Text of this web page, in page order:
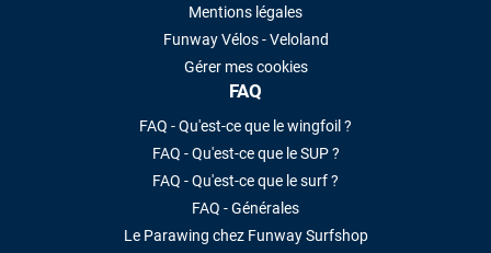
Mentions légales
Funway Vélos - Veloland
Gérer mes cookies
FAQ
FAQ - Qu'est-ce que le wingfoil ?
FAQ - Qu'est-ce que le SUP ?
FAQ - Qu'est-ce que le surf ?
FAQ - Générales
Le Parawing chez Funway Surfshop